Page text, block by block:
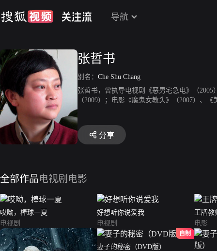
导航
张哲书
别名： Che Shu Chang
张哲书，曾执导电视剧《恶男宅急电》（
（2009）；电影《魔鬼女教头》（2007）、
分享
全部作品电视剧 电影
哎呦，棒球一夏
电视剧
好想听你说爱我
电视剧
王牌教
电影
自制
妻子的秘密（DVD版）